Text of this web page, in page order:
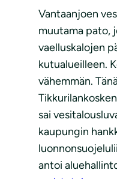
Vantaanjoen
muutama pato,
vaelluskalojen
kutualueilleen.
vähemmän.
sai
kaupungin
antoi